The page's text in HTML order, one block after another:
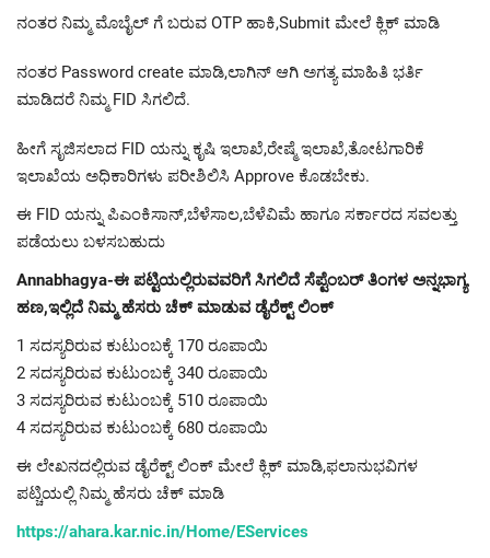
ನಂತರ ನಿಮ್ಮ ಮೊಬೈಲ್ ಗೆ ಬರುವ OTP ಹಾಕಿ,Submit ಮೇಲೆ ಕ್ಲಿಕ್ ಮಾಡಿ
ನಂತರ Password create ಮಾಡಿ,ಲಾಗಿನ್ ಆಗಿ ಅಗತ್ಯ ಮಾಹಿತಿ ಭರ್ತಿ
ಮಾಡಿದರೆ ನಿಮ್ಮ FID ಸಿಗಲಿದೆ.
ಹೀಗೆ ಸೃಜಿಸಲಾದ FID ಯನ್ನು ಕೃಷಿ ಇಲಾಖೆ,ರೇಷ್ಮೆ ಇಲಾಖೆ,ತೋಟಗಾರಿಕೆ
ಇಲಾಖೆಯ ಅಧಿಕಾರಿಗಳು ಪರೀಶಿಲಿಸಿ Approve ಕೊಡಬೇಕು.
ಈ FID ಯನ್ನು ಪಿಎಂಕಿಸಾನ್,ಬೆಳೆಸಾಲ,ಬೆಳೆವಿಮೆ ಹಾಗೂ ಸರ್ಕಾರದ ಸವಲತ್ತು
ಪಡೆಯಲು ಬಳಸಬಹುದು
Annabhagya-ಈ ಪಟ್ಟಿಯಲ್ಲಿರುವವರಿಗೆ ಸಿಗಲಿದೆ ಸೆಪ್ಟೆಂಬರ್ ತಿಂಗಳ ಅನ್ನಭಾಗ್ಯ
ಹಣ,ಇಲ್ಲಿದೆ ನಿಮ್ಮ ಹೆಸರು ಚೆಕ್ ಮಾಡುವ ಡೈರೆಕ್ಟ್ ಲಿಂಕ್
1 ಸದಸ್ಯರಿರುವ ಕುಟುಂಬಕ್ಕೆ 170 ರೂಪಾಯಿ
2 ಸದಸ್ಯರಿರುವ ಕುಟುಂಬಕ್ಕೆ 340 ರೂಪಾಯಿ
3 ಸದಸ್ಯರಿರುವ ಕುಟುಂಬಕ್ಕೆ 510 ರೂಪಾಯಿ
4 ಸದಸ್ಯರಿರುವ ಕುಟುಂಬಕ್ಕೆ 680 ರೂಪಾಯಿ
ಈ ಲೇಖನದಲ್ಲಿರುವ ಡೈರೆಕ್ಟ್ ಲಿಂಕ್ ಮೇಲೆ ಕ್ಲಿಕ್ ಮಾಡಿ,ಫಲಾನುಭವಿಗಳ
ಪಟ್ಚಿಯಲ್ಲಿ ನಿಮ್ಮ ಹೆಸರು ಚೆಕ್ ಮಾಡಿ
https://ahara.kar.nic.in/Home/EServices